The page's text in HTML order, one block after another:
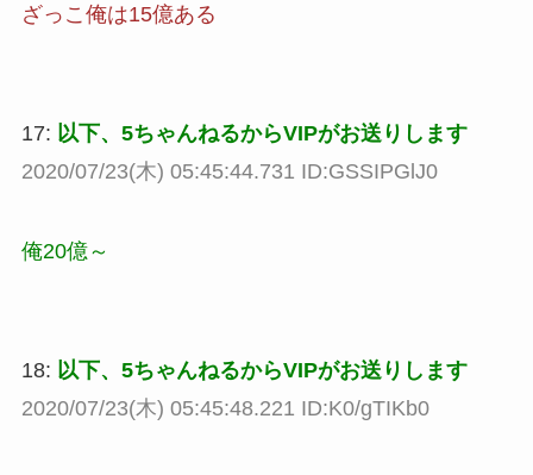
ざっこ俺は15億ある
17: 以下、5ちゃんねるからVIPがお送りします
2020/07/23(木) 05:45:44.731 ID:GSSIPGlJ0
俺20億～
18: 以下、5ちゃんねるからVIPがお送りします
2020/07/23(木) 05:45:48.221 ID:K0/gTIKb0